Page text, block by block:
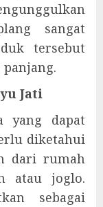
sangat
tersebut
Jati
yang dapat
diketahui
dari rumah
atau joglo.
sebagai